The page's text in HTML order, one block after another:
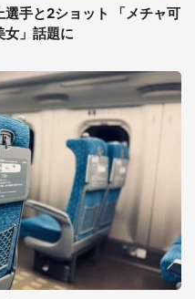
手と2ショット 「メチャ可
女」話題に